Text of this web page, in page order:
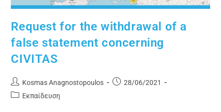
Request for the withdrawal of a
false statement concerning
CIVITAS
Kosmas Anagnostopoulos
28/06/2021
Εκπαίδευση